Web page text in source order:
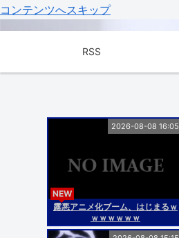
コンテンツへスキップ
RSS
露悪アニメ化ブーム、はじまるｗ
ｗｗｗｗｗｗ
NEW
2026-08-08 16:05